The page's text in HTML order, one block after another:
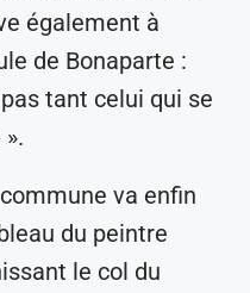
également à
de Bonaparte :
tant celui qui se
va enfin
du peintre
le col du